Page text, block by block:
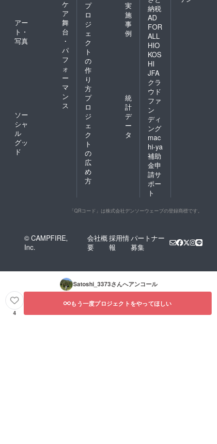
ケ
ア
アー
ト・
写真
舞
台
・
パ
フ
ォ
ー
マ
ン
ス
ソー
シャ
ル
グッ
ド
プ
ロ
ジ
ェ
ク
ト
の
作
り
方
実
施
事
例
プ
ロ
ジ
ェ
ク
ト
の
広
め
方
統
計
デ
ー
タ
納税
AD
FOR
ALL
HIO
KOS
HI
JFA
クラ
ウド
ファ
ン
ディ
ング
mac
hi-ya
補助
金申
請サ
ポー
ト
「QRコード」は株式会社デンソーウェーブの登録商標です。
© CAMPFIRE,
Inc.
会社概
要
採用情
報
パートナー
募集
Satoshi_3373さんへアンコール
4
もう一度プロジェクトをやってほしい